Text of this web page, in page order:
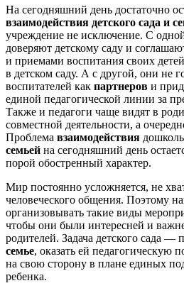
На сегодняшний день достаточно
взаимодействия детского сада и
учреждение не исключение. С
доверяют детскому саду и
и приемами воспитания своих
в детском саду. А с другой, они не
воспитателей как партнеров и
единой педагогической линии за
Также и педагоги чаще видят в
совместной деятельности, а
Проблема взаимодействия
семьей на сегодняшний день
порой обостренный характер.
Мир постоянно усложняется, не
человеческого общения. Поэтому
организовывать такие виды
чтобы они были интересней и
родителей. Задача детского сада —
семье, оказать ей педагогическую
на свою сторону в плане единых
ребенка.